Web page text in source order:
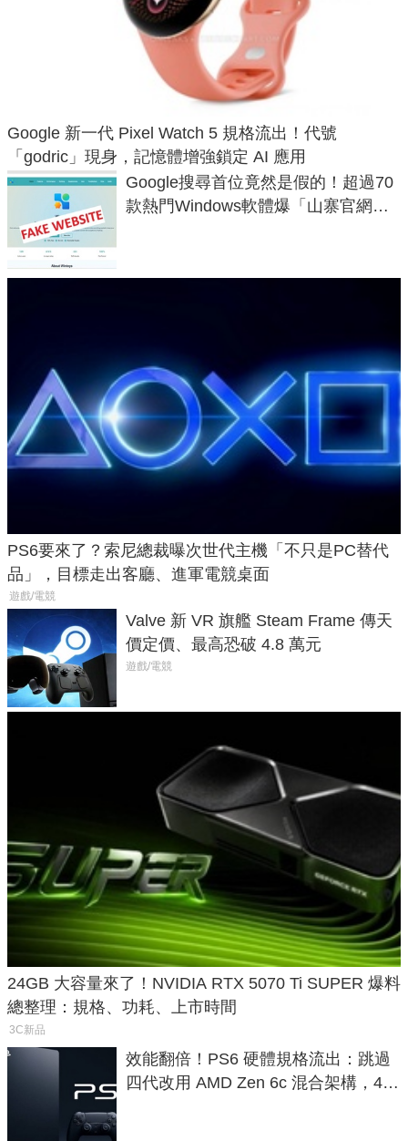
Google 新一代 Pixel Watch 5 規格流出！代號
「godric」現身，記憶體增強鎖定 AI 應用
Google搜尋首位竟然是假的！超過70
款熱門Windows軟體爆「山寨官網」
PS6要來了？索尼總裁曝次世代主機「不只是PC替代
品」，目標走出客廳、進軍電競桌面
遊戲/電競
Valve 新 VR 旗艦 Steam Frame 傳天
價定價、最高恐破 4.8 萬元
遊戲/電競
24GB 大容量來了！NVIDIA RTX 5070 Ti SUPER 爆料
總整理：規格、功耗、上市時間
3C新品
效能翻倍！PS6 硬體規格流出：跳過
四代改用 AMD Zen 6c 混合架構，4K